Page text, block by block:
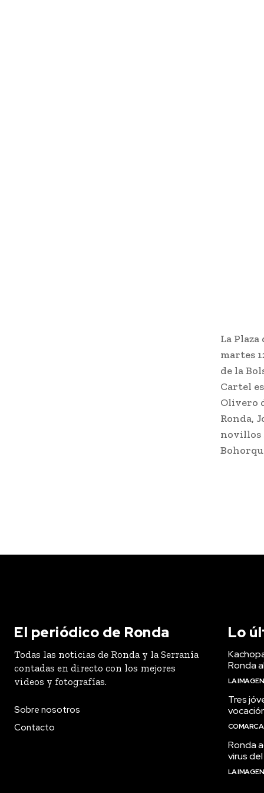
La
martes
de la
Cartel
Olivero
Ronda,
novillos
El periódico de Ronda
Todas las noticias de Ronda y la Serranía
contadas en directo con los mejores
videos y fotografías.
Sobre nosotros
Contacto
Lo
Ronda
LA IMAGEN
Tres
COMARCA
Ronda
virus
LA IMAGEN